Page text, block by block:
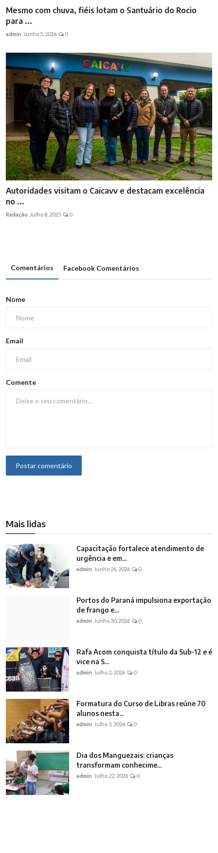
Mesmo com chuva, fiéis lotam o Santuário do Rocio
para ...
admin Junho 5, 2026 0
Autoridades visitam o Caicavv e destacam excelência
no ...
Redação Julho 8, 2025 0
Comentários Facebook Comentários
Nome
Email
Comente
Postar comentário
Mais lidas
Capacitação fortalece atendimento de
urgência e em...
admin Junho 26, 2026 0
Portos do Paraná impulsiona exportação
de frango e...
admin Junho 30, 2026 0
Rafa Acom conquista título da Sub-12 e é
vice na S...
admin Julho 2, 2026 0
Formatura do Curso de Libras reúne 70
alunos nesta...
admin Julho 5, 2026 0
Dia dos Manguezais: crianças
transformam conhecime...
admin Julho 22, 2026 0